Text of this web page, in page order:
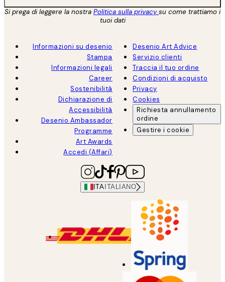
Si prega di leggere la nostra Politica sulla privacysu come trattiamo i
tuoi dati
Informazioni su desenio
Stampa
Informazioni legali
Career
Sostenibilità
Dichiarazione di
Accessibilità
Desenio Ambassador
Programme
Art Awards
Accedi (Affari)
Desenio Art Advice
Servizio clienti
Traccia il tuo ordine
Condizioni di acquisto
Privacy
Cookies
Richiesta annullamento
ordine
Gestire i cookie
ITA ITALIANO